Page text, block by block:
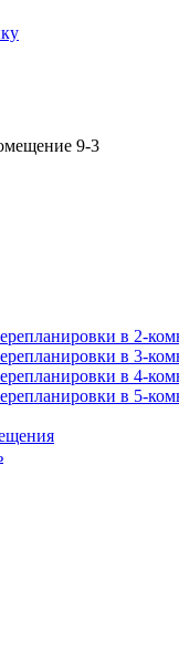
9-3
в 2-
в 3-
в 4-
в 5-